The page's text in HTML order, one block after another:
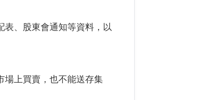
、股東會通知等資料， 以
場上買賣，也不能送存集